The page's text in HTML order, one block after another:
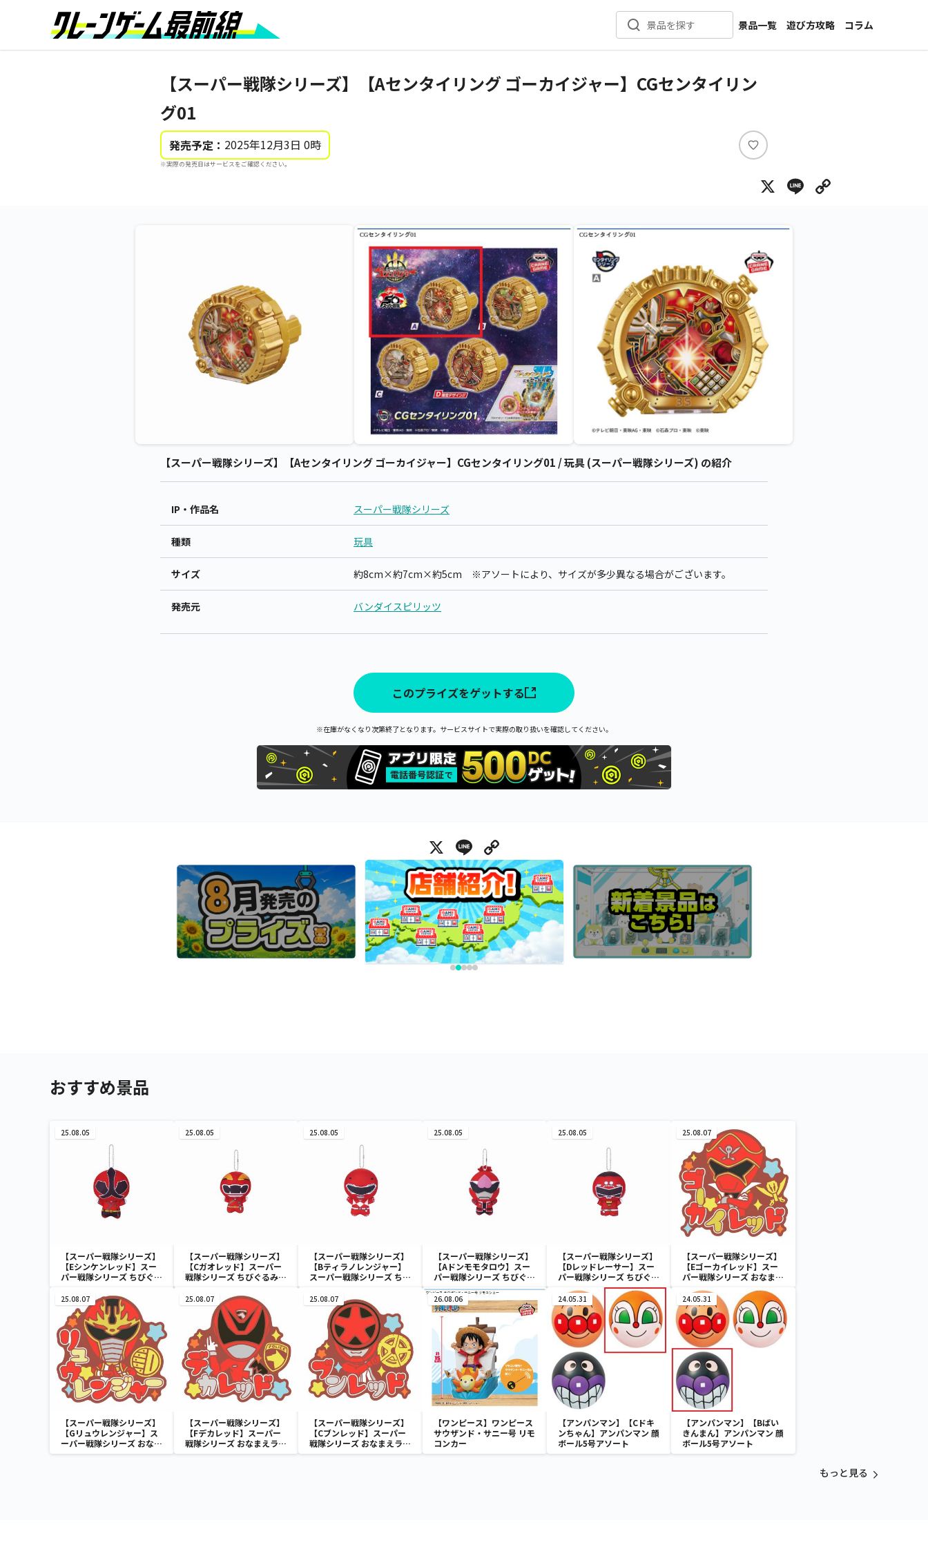
景品を探す
景品一覧
新着景品
遊び方攻略
コラム
インタビュー
【スーパー戦隊シリーズ】【Aセンタイリング ゴーカイジャー】CGセンタイリン
グ01
発売予定： 2025年12月3日 0時
※実際の発売日はサービスをご確認ください。
い
ね
X Line
【スーパー戦隊シリーズ】【Aセンタイリング ゴーカイジャー】CGセンタイリング01 / 玩具 (スーパー戦隊シリーズ) の紹介
IP・作品名 スーパー戦隊シリーズ
種類 玩具
サイズ 約8cm×約7cm×約5cm ※アソートにより、サイズが多少異なる場合がございます。
発売元 バンダイスピリッツ
このプライズをゲットする
※在庫がなくなり次第終了となります。サービスサイトで実際の取り扱いを確認してください。
X Line
おすすめ景品
25.08.05
【スーパー戦隊シリーズ】
【Eシンケンレッド】スー
パー戦隊シリーズ ちびぐる
25.08.05
【スーパー戦隊シリーズ】
【Cガオレッド】スーパー
戦隊シリーズ ちびぐるみ～
25.08.05
【スーパー戦隊シリーズ】
【Bティラノレンジャー】
スーパー戦隊シリーズ ちび
25.08.05
【スーパー戦隊シリーズ】
【Aドンモモタロウ】スー
パー戦隊シリーズ ちびぐる
み～祝50周年～
25.08.05
【スーパー戦隊シリーズ】
【Dレッドレーサー】スー
パー戦隊シリーズ ちびぐる
み～祝50周年～
25.08.07
【スーパー戦隊シリーズ】
【Eゴーカイレッド】スー
パー戦隊シリーズ おなまえ
ラバーバッジvol.2
25.08.07
【スーパー戦隊シリーズ】
【Gリュウレンジャー】ス
ーパー戦隊シリーズ おなま
えラバーバッジvol.2
25.08.07
【スーパー戦隊シリーズ】
【Fデカレッド】スーパー
戦隊シリーズ おなまえラバ
ーバッジvol.2
25.08.07
【スーパー戦隊シリーズ】
【Cブンレッド】スーパー
戦隊シリーズ おなまえラバ
ーバッジvol.1
26.08.06
【ワンピース】ワンピース
サウザンド・サニー号 リモ
コンカー
24.05.31
【アンパンマン】【Cドキ
ンちゃん】アンパンマン 顔
ボール5号アソート
24.05.31
【アンパンマン】【Bばい
きんまん】アンパンマン 顔
ボール5号アソート
もっと見る